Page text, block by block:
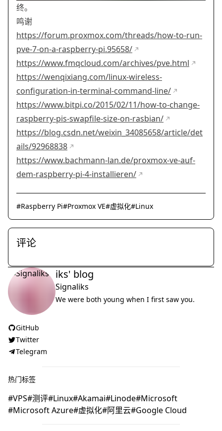
终。
鸣谢
https://forum.proxmox.com/threads/how-to-run-
pve-7-on-a-raspberry-pi.95658/
https://www.fmqcloud.com/archives/pve.html
https://wenqixiang.com/linux-wireless-
configuration-in-terminal-command-line/
https://www.bitpi.co/2015/02/11/how-to-change-
raspberry-pis-swapfile-size-on-rasbian/
https://blog.csdn.net/weixin_34085658/article/det
ails/92968838
https://www.bachmann-lan.de/proxmox-ve-auf-
dem-raspberry-pi-4-installieren/
#Raspberry Pi#Proxmox VE#虚拟化#Linux
评论
iks' blog
Signaliks
We were both young when I first saw you.
GitHub
Twitter
Telegram
热门标签
VPS 测评 Linux Akamai Linode Microsoft
Microsoft Azure 虚拟化 阿里云 Google Cloud